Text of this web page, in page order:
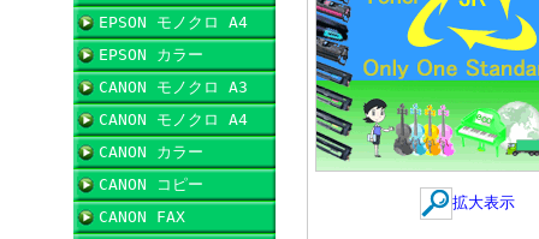
EPSON モノクロ A4
EPSON カラー
CANON モノクロ A3
CANON モノクロ A4
CANON カラー
CANON コピー
CANON FAX
拡大表示